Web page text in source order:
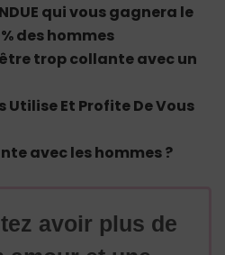
qui vous gagnera le
des hommes
trop collante avec un
Utilise Et Profite De Vous
avec les hommes ?
avoir plus de